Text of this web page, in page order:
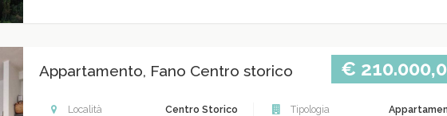
Appartamento, Fano Centro storico €
Località Centro Storico Tipologia